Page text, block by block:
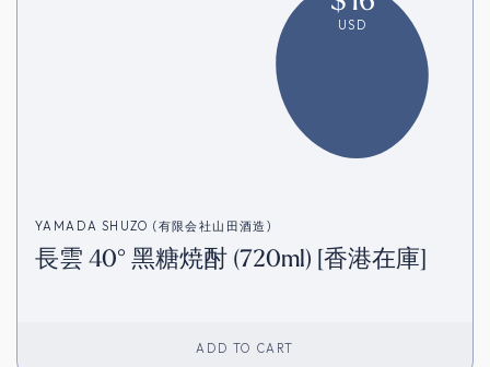
USD
YAMADA SHUZO (有限会社山田酒造)
長雲 40° 黑糖焼酎 (720ml) [香港在庫]
ADD TO CART